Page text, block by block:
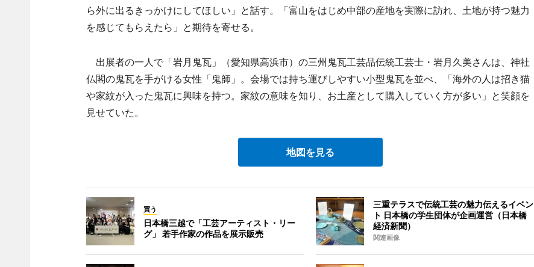
ら外に出るきっかけにしてほしい」と話す。「富山をはじめ中部の産地を実際に訪れ、土地が持つ魅力
を感じてもらえたら」と期待を寄せる。
出展者の一人で「岩月鬼瓦」（愛知県高浜市）の三州鬼瓦工芸品伝統工芸士・岩月久美さんは、神社
仏閣の鬼瓦を手がける女性「鬼師」。会場では持ち運びしやすい小型鬼瓦を並べ、「海外の人は招き猫
や家紋が入った鬼瓦に興味を持つ。家紋の意味を知り、お土産として購入していく方が多い」と笑顔を
見せていた。
地図を見る
買う
日本橋三越で「工芸アーティスト・リー
グ」 若手作家の作品を展示販売
三重テラスで伝統工芸の魅力伝えるイベン
ト 日本橋の学生団体が企画運営（日本橋
経済新聞）
関連画像